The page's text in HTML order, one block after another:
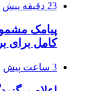
23 دقیقه پیش
پیامک
کامل برای
3 ساعت پیش